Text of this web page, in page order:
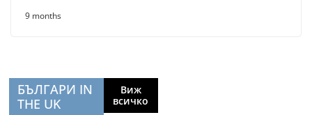
9 months
БЪЛГАРИ IN
THE UK
Виж
всичко